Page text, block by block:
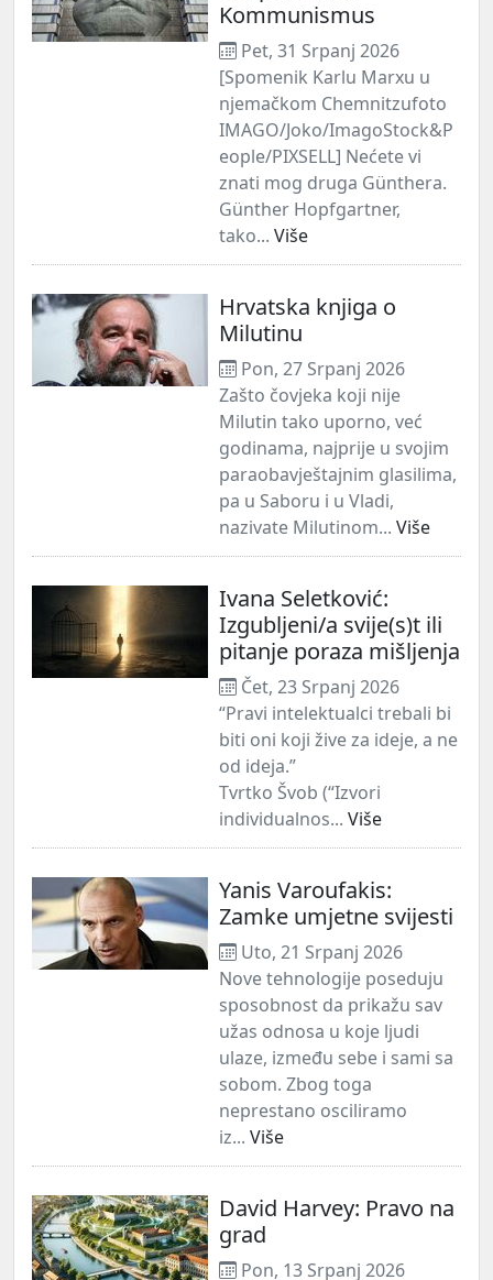
Kommunismus
Pet, 31 Srpanj 2026
[Spomenik Karlu Marxu u
njemačkom Chemnitzufoto
IMAGO/Joko/ImagoStock&P
eople/PIXSELL] Nećete vi
znati mog druga Günthera.
Günther Hopfgartner,
tako... Više
Hrvatska knjiga o
Milutinu
Pon, 27 Srpanj 2026
Zašto čovjeka koji nije
Milutin tako uporno, već
godinama, najprije u svojim
paraobavještajnim glasilima,
pa u Saboru i u Vladi,
nazivate Milutinom... Više
Ivana Seletković:
Izgubljeni/a svije(s)t ili
pitanje poraza mišljenja
Čet, 23 Srpanj 2026
“Pravi intelektualci trebali bi
biti oni koji žive za ideje, a ne
od ideja.”
Tvrtko Švob (“Izvori
individualnos... Više
Yanis Varoufakis:
Zamke umjetne svijesti
Uto, 21 Srpanj 2026
Nove tehnologije poseduju
sposobnost da prikažu sav
užas odnosa u koje ljudi
ulaze, između sebe i sami sa
sobom. Zbog toga
neprestano osciliramo
iz... Više
David Harvey: Pravo na
grad
Pon, 13 Srpanj 2026